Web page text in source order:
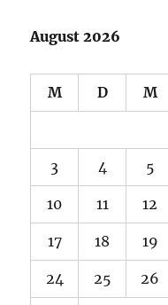
August 2026
M D M
3 4 5
10 11 12
17 18 19
24 25 26